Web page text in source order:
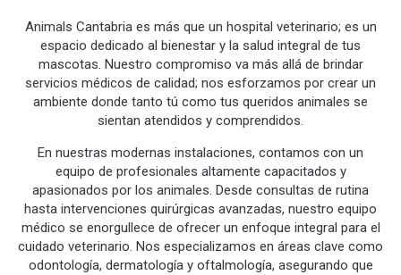
Animals Cantabria es más que un hospital veterinario; es un
espacio dedicado al bienestar y la salud integral de tus
mascotas. Nuestro compromiso va más allá de brindar
servicios médicos de calidad; nos esforzamos por crear un
ambiente donde tanto tú como tus queridos animales se
sientan atendidos y comprendidos.
En nuestras modernas instalaciones, contamos con un
equipo de profesionales altamente capacitados y
apasionados por los animales. Desde consultas de rutina
hasta intervenciones quirúrgicas avanzadas, nuestro equipo
médico se enorgullece de ofrecer un enfoque integral para el
cuidado veterinario. Nos especializamos en áreas clave como
odontología, dermatología y oftalmología, asegurando que